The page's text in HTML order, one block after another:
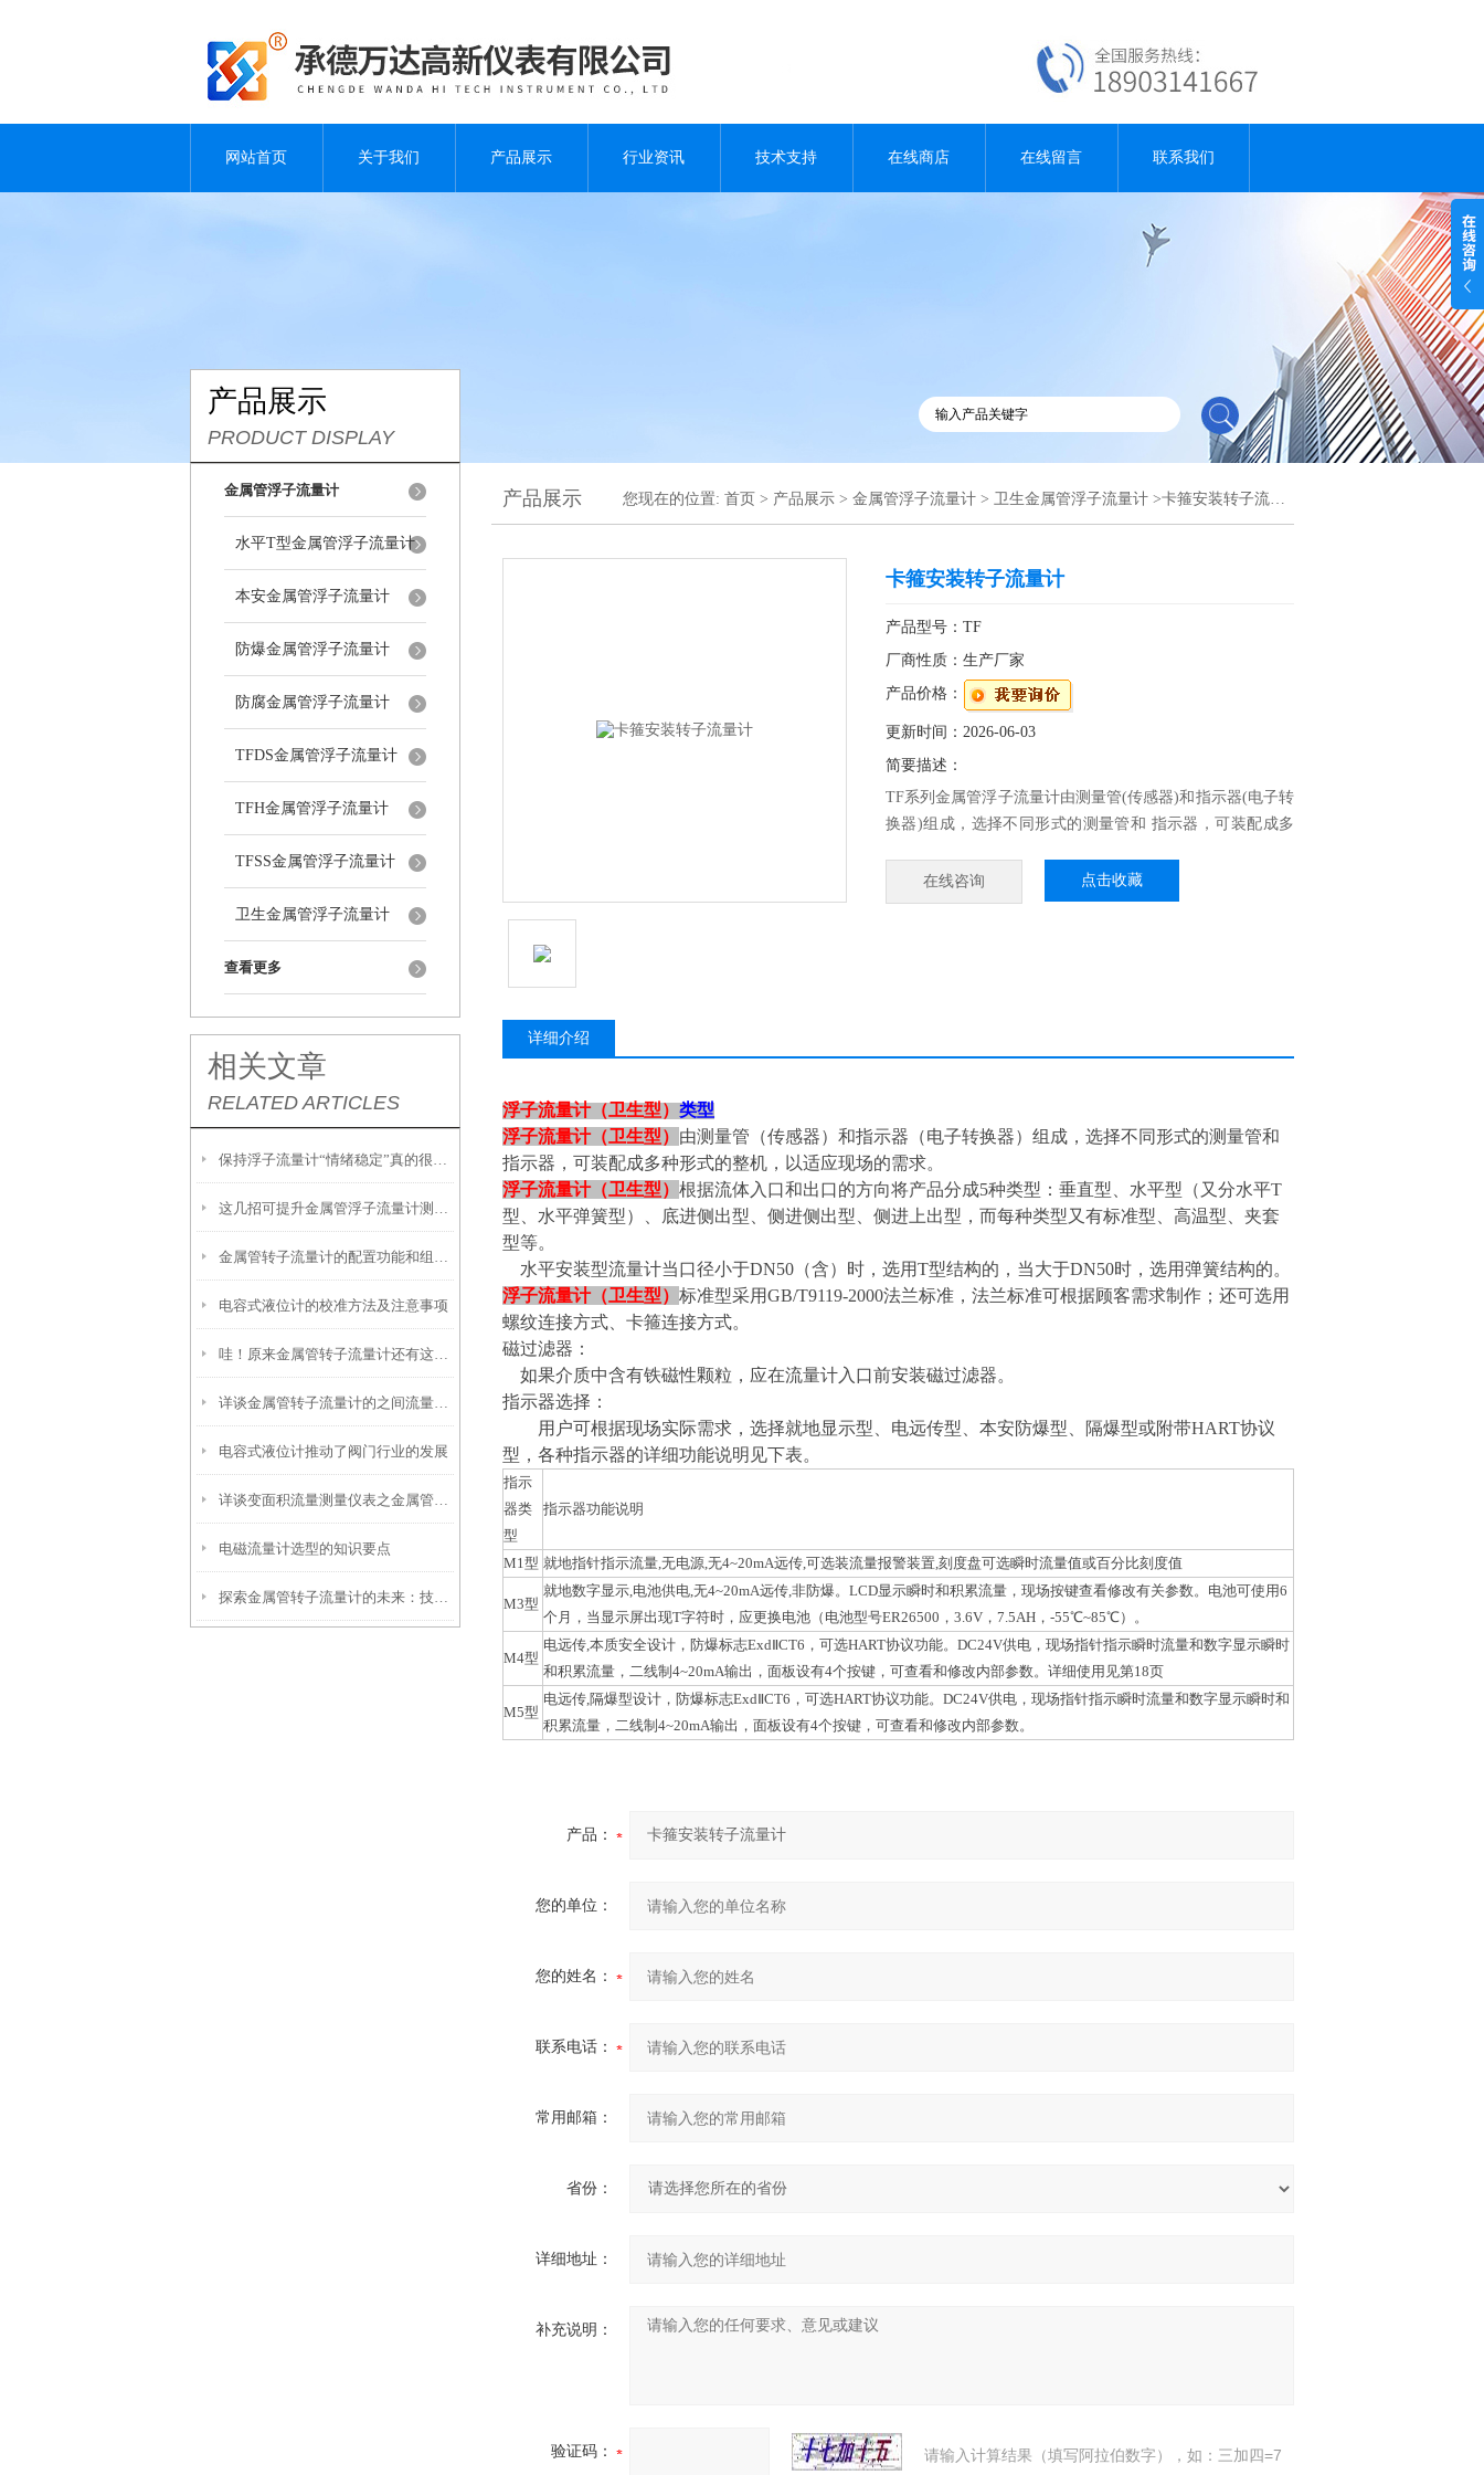
网站首页 关于我们 产品展示 行业资讯 技术支持 在线商店 在线留言 联系我们
产品展示
PRODUCT DISPLAY
金属管浮子流量计
水平T型金属管浮子流量计
本安金属管浮子流量计
防爆金属管浮子流量计
防腐金属管浮子流量计
TFDS金属管浮子流量计
TFH金属管浮子流量计
TFSS金属管浮子流量计
卫生金属管浮子流量计
查看更多
相关文章
RELATED ARTICLES
保持浮子流量计“情绪稳定”真的很关键
这几招可提升金属管浮子流量计测量准确性
金属管转子流量计的配置功能和组成部分介绍
电容式液位计的校准方法及注意事项
哇！原来金属管转子流量计还有这么多种类
详谈金属管转子流量计的之间流量换算关系
电容式液位计推动了阀门行业的发展
详谈变面积流量测量仪表之金属管转子流量计
电磁流量计选型的知识要点
探索金属管转子流量计的未来：技术创新与市场前景
产品展示 您现在的位置: 首页 > 产品展示 > 金属管浮子流量计 > 卫生金属管浮子流量计 >卡箍安装转子流量计
卡箍安装转子流量计
产品型号：TF
厂商性质：生产厂家
产品价格：
更新时间：2026-06-03
简要描述：
TF系列金属管浮子流量计由测量管(传感器)和指示器(电子转
换器)组成，选择不同形式的测量管和 指示器，可装配成多
TF系列金属管浮子流量计根据流体入口和出口的方向将产品
分成5种类型：垂直型、水平型(又分水平T型、水平弹簧
在线咨询 点击收藏
详细介绍
浮子流量计（卫生型） 类型
浮子流量计（卫生型） 由测量管（传感器）和指示器（电子转换器）组成，选择不同形式的测量管和
指示器，可装配成多种形式的整机，以适应现场的需求。
浮子流量计（卫生型） 根据流体入口和出口的方向将产品分成5种类型：垂直型、水平型（又分水平T
型、水平弹簧型）、底进侧出型、侧进侧出型、侧进上出型，而每种类型又有标准型、高温型、夹套
型等。
水平安装型流量计当口径小于DN50（含）时，选用T型结构的，当大于DN50时，选用弹簧结构的。
浮子流量计（卫生型） 标准型采用GB/T9119-2000法兰标准，法兰标准可根据顾客需求制作；还可选用
螺纹连接方式、卡箍连接方式。
磁过滤器：
如果介质中含有铁磁性颗粒，应在流量计入口前安装磁过滤器。
指示器选择：
用户可根据现场实际需求，选择就地显示型、电远传型、本安防爆型、隔爆型或附带HART协议
型，各种指示器的详细功能说明见下表。
指示
器类
型
指示器功能说明
M1型 就地指针指示流量,无电源,无4~20mA远传,可选装流量报警装置,刻度盘可选瞬时流量值或百分比刻度值
M3型
就地数字显示,电池供电,无4~20mA远传,非防爆。LCD显示瞬时和积累流量，现场按键查看修改有关参数。电池可使用6
个月，当显示屏出现T字符时，应更换电池（电池型号ER26500，3.6V，7.5AH，-55℃~85℃）。
M4型
电远传,本质安全设计，防爆标志ExdⅡCT6，可选HART协议功能。DC24V供电，现场指针指示瞬时流量和数字显示瞬时
和积累流量，二线制4~20mA输出，面板设有4个按键，可查看和修改内部参数。详细使用见第18页
M5型
电远传,隔爆型设计，防爆标志ExdⅡCT6，可选HART协议功能。DC24V供电，现场指针指示瞬时流量和数字显示瞬时和
积累流量，二线制4~20mA输出，面板设有4个按键，可查看和修改内部参数。
产品：
您的单位：
您的姓名：
联系电话：
常用邮箱：
省份：
详细地址：
补充说明：
验证码： 请输入计算结果（填写阿拉伯数字），如：三加四=7